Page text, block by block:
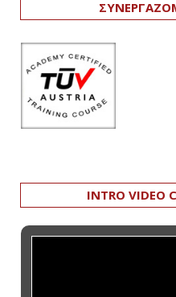
INTRO VIDEO